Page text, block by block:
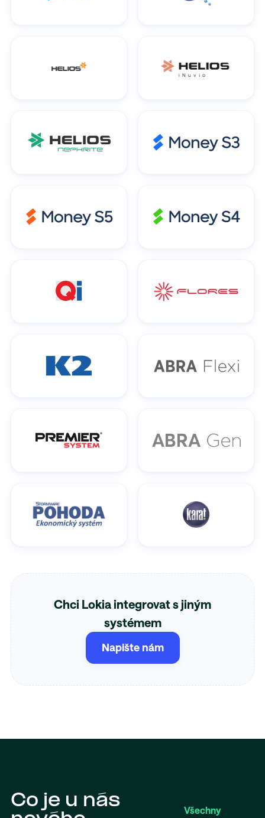
Chci Lokia integrovat s jiným
systémem
Napište nám
Co je u nás
Všechny